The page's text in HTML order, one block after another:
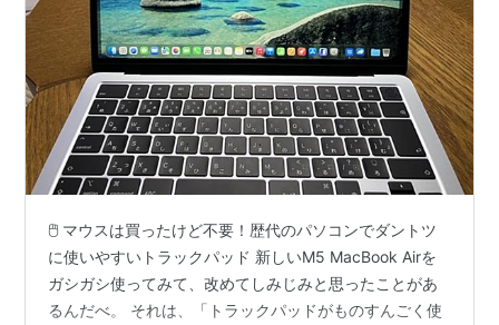
🖱️ マウスは買ったけど不要！歴代のパソコンでダントツ
に使いやすいトラックパッド 新しいM5 MacBook Airを
ガシガシ使ってみて、改めてしみじみと思ったことがあ
るんだべ。 それは、「トラックパッドがものすんごく使